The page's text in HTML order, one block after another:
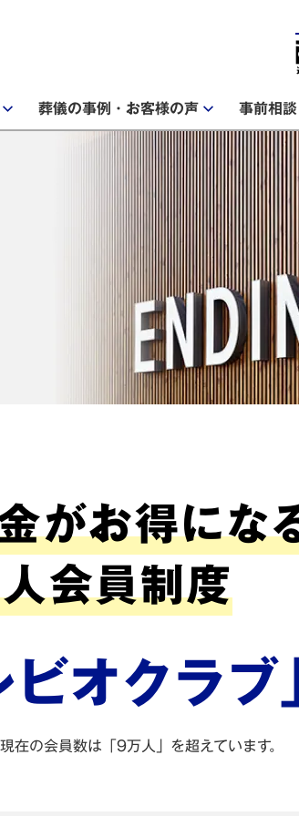
葬儀の事例・お客様の声 事前相談
がお得になる
会員制度
ビオクラブ
の会員数は「9万人」を超えています。